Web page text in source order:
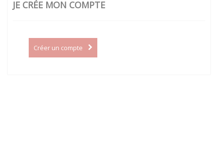
JE CRÉE MON COMPTE
Créer un compte